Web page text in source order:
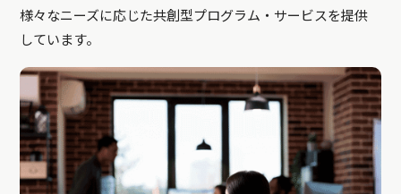
様々なニーズに応じた共創型プログラム・サービスを提供
しています。